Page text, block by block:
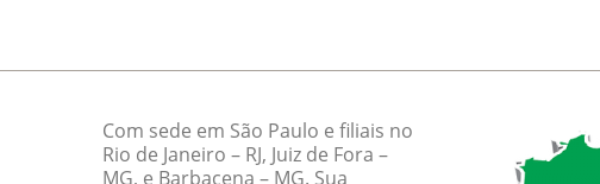
Com sede em São Paulo e filiais no
Rio de Janeiro – RJ, Juiz de Fora –
MG, e Barbacena – MG. Sua